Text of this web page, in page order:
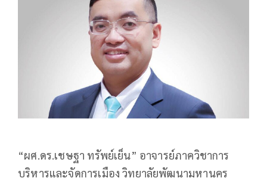
“ผศ.ดร.เชษฐา ทรัพย์เย็น” อาจารย์ภาควิชาการ
บริหารและจัดการเมือง วิทยาลัยพัฒนามหานคร